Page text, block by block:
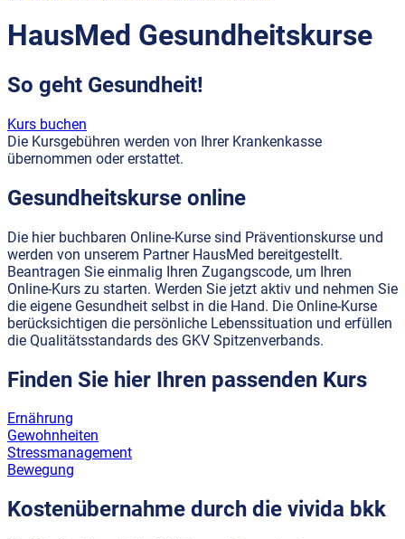
HausMed Gesundheitskurse
So geht Gesundheit!
Kurs buchen
Die Kursgebühren werden von Ihrer Krankenkasse
übernommen oder erstattet.
Gesundheitskurse online
Die hier buchbaren Online-Kurse sind Präventionskurse und
werden von unserem Partner HausMed bereitgestellt.
Beantragen Sie einmalig Ihren Zugangscode, um Ihren
Online-Kurs zu starten. Werden Sie jetzt aktiv und nehmen Sie
die eigene Gesundheit selbst in die Hand. Die Online-Kurse
berücksichtigen die persönliche Lebenssituation und erfüllen
die Qualitätsstandards des GKV Spitzenverbands.
Finden Sie hier Ihren passenden Kurs
Ernährung
Gewohnheiten
Stressmanagement
Bewegung
Kostenübernahme durch die vivida bkk